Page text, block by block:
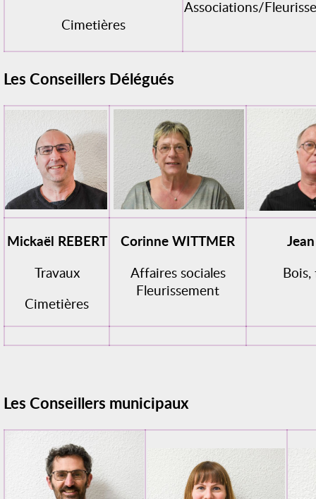
Cimetières
Associations/
Les Conseillers Délégués
Mickaël REBERT
Travaux
Cimetières
Corinne WITTMER
Affaires sociales
Fleurissement
Les Conseillers municipaux